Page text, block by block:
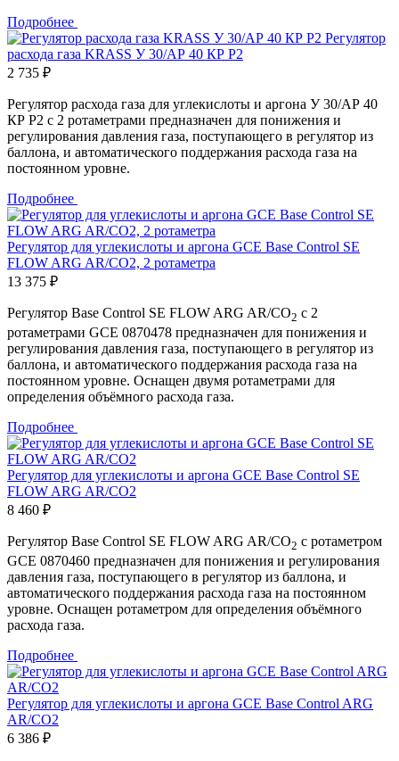
Подробнее
Регулятор
расхода газа KRASS У 30/АР 40 КР Р2
2 735 ₽
Регулятор расхода газа для углекислоты и аргона У 30/АР 40
КР Р2 с 2 ротаметрами предназначен для понижения и
регулирования давления газа, поступающего в регулятор из
баллона, и автоматического поддержания расхода газа на
постоянном уровне.
Подробнее
Регулятор для углекислоты и аргона GCE Base Control SE
FLOW ARG AR/CO2, 2 ротаметра
13 375 ₽
Регулятор Base Control SE FLOW ARG AR/CO2 с 2
ротаметрами GCE 0870478 предназначен для понижения и
регулирования давления газа, поступающего в регулятор из
баллона, и автоматического поддержания расхода газа на
постоянном уровне. Оснащен двумя ротаметрами для
определения объёмного расхода газа.
Подробнее
Регулятор для углекислоты и аргона GCE Base Control SE
FLOW ARG AR/CO2
8 460 ₽
Регулятор Base Control SE FLOW ARG AR/CO2 с ротаметром
GCE 0870460 предназначен для понижения и регулирования
давления газа, поступающего в регулятор из баллона, и
автоматического поддержания расхода газа на постоянном
уровне. Оснащен ротаметром для определения объёмного
расхода газа.
Подробнее
Регулятор для углекислоты и аргона GCE Base Control ARG
AR/CO2
6 386 ₽